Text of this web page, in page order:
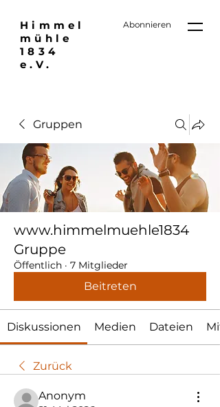
Himmel
mühle
1834
e.V.
Abonnieren
Gruppen
www.himmelmuehle1834
Gruppe
Öffentlich · 7 Mitglieder
Beitreten
Diskussionen Medien Dateien
Zurück
Anonym